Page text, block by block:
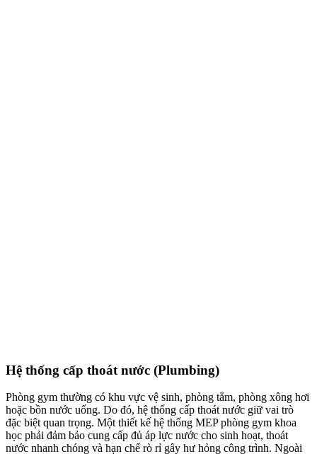
Hệ thống cấp thoát nước (Plumbing)
Phòng gym thường có khu vực vệ sinh, phòng tắm, phòng xông hơi
hoặc bồn nước uống. Do đó, hệ thống cấp thoát nước giữ vai trò
đặc biệt quan trọng. Một thiết kế hệ thống MEP phòng gym khoa
học phải đảm bảo cung cấp đủ áp lực nước cho sinh hoạt, thoát
nước nhanh chóng và hạn chế rò rỉ gây hư hỏng công trình. Ngoài